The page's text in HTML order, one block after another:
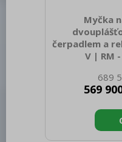
Myčka
čerpadlem a
V | RM -
(00012271)
(00012273)
850 Výška
netto [kg]:
689
569